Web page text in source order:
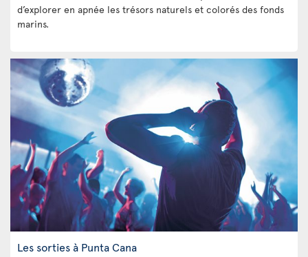
d’explorer en apnée les trésors naturels et colorés des fonds
marins.
Les sorties à Punta Cana